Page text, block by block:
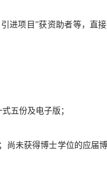
进项目”获资助者等，直
五份及电子版；
未获得博士学位的应届